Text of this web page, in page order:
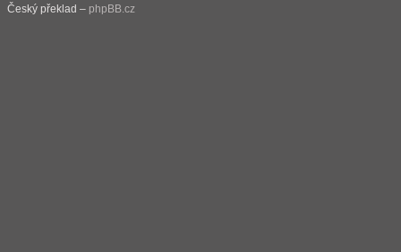
Český překlad – phpBB.cz